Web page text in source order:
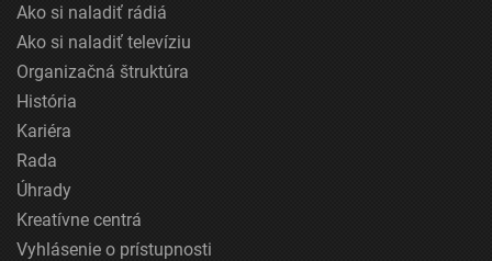
Ako si naladiť rádiá
Ako si naladiť televíziu
Organizačná štruktúra
História
Kariéra
Rada
Úhrady
Kreatívne centrá
Vyhlásenie o prístupnosti